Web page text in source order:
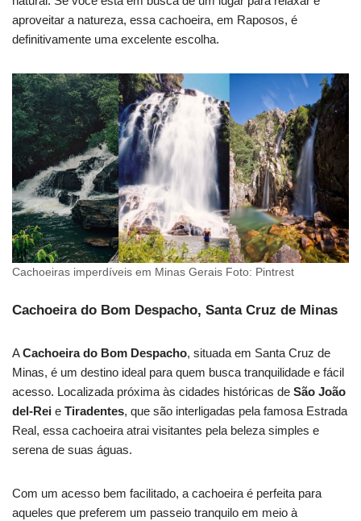
aproveitar a natureza, essa cachoeira, em Raposos, é
definitivamente uma excelente escolha.
Cachoeiras imperdíveis em Minas Gerais Foto: Pintrest
Cachoeira do Bom Despacho, Santa Cruz de Minas
ACachoeira do Bom Despacho, situada em Santa Cruz de
Minas, é um destino ideal para quem busca tranquilidade e fácil
acesso. Localizada próxima às cidades históricas de São João
del-Rei e Tiradentes, que são interligadas pela famosa Estrada
Real, essa cachoeira atrai visitantes pela beleza simples e
serena de suas águas.
Com um acesso bem facilitado, a cachoeira é perfeita para
aqueles que preferem um passeio tranquilo em meio à